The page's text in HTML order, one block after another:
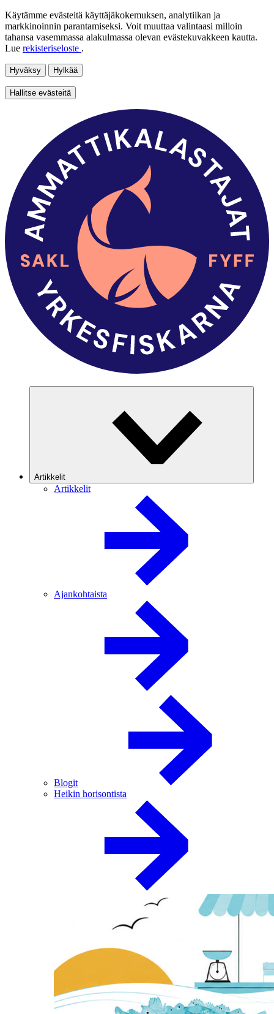
Käytämme evästeitä käyttäjäkokemuksen, analytiikan ja
markkinoinnin parantamiseksi. Voit muuttaa valintaasi milloin
tahansa vasemmassa alakulmassa olevan evästekuvakkeen kautta.
Lue rekisteriseloste .
Hyväksy Hylkää
Hallitse evästeitä
Artikkelit
Artikkelit
Ajankohtaista
Blogit
Heikin horisontista